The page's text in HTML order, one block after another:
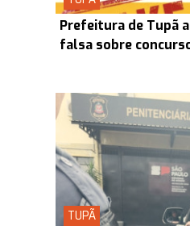
Prefeitura de Tupã
falsa sobre
TUPÃ